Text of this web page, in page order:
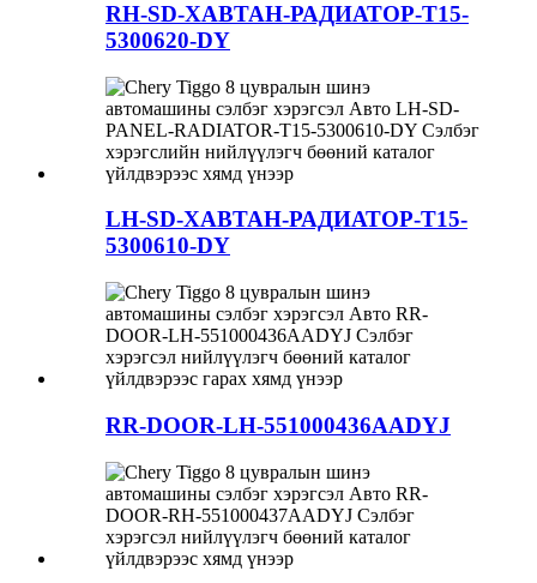
RH-SD-ХАВТАН-РАДИАТОР-T15-
5300620-DY
LH-SD-ХАВТАН-РАДИАТОР-T15-
5300610-DY
RR-DOOR-LH-551000436AADYJ